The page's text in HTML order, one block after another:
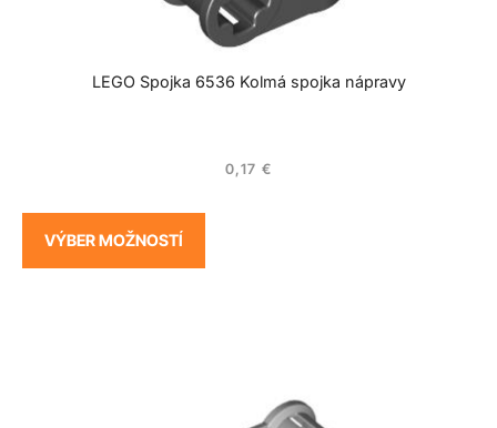
LEGO Spojka 6536 Kolmá spojka nápravy
0,17 €
VÝBER MOŽNOSTÍ